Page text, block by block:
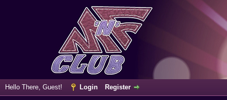
Hello There, Guest! Login Register